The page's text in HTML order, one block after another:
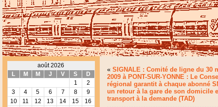
août 2026
L
M M J V S
D
1
2
3
4 5 6 7 8
9
10
11 12 13 14 15
16
« SIGNALE : Comité de ligne du 30
2009 à PONT-SUR-YONNE : Le
régional garantit à chaque abonné
un retour à la gare de son domicile
transport à la demande (TAD)